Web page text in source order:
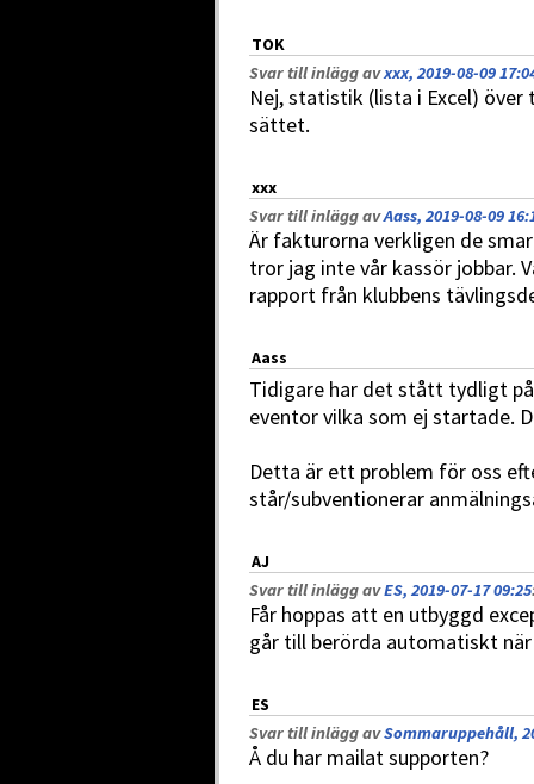
TOK
Svar till inlägg avxxx, 2019-08-09
Nej, statistik (lista i Excel)
sättet.
xxx
Svar till inlägg avAass, 2019-08-09
Är fakturorna verkligen de
tror jag inte vår kassör jobbar.
rapport från klubbens
Aass
Tidigare har det stått tydligt
eventor vilka som ej startade.
Detta är ett problem för oss
står/subventionerar
AJ
Svar till inlägg avES, 2019-07-17 09:25
Får hoppas att en utbyggd
går till berörda automatiskt
ES
Svar till inlägg avSommaruppehåll,
Å du har mailat supporten?